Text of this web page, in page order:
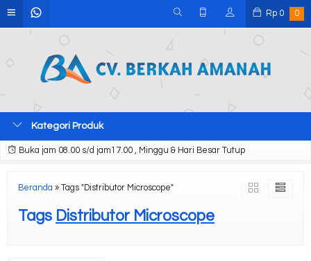
Rp 0 0
Kategori Produk
Buka jam 08.00 s/d jam17.00 , Minggu & Hari Besar Tutup
Beranda » Tags "Distributor Microscope"
Tags Distributor Microscope